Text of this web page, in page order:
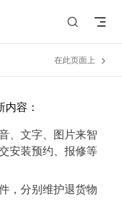
在此页面上
容：
、文字、图片来智
安装预约、报修等
，分别维护退货物